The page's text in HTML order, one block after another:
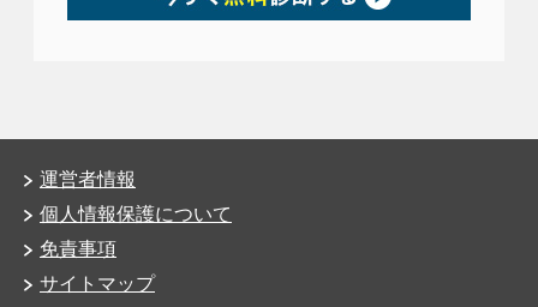
運営者情報
個人情報保護について
免責事項
サイトマップ